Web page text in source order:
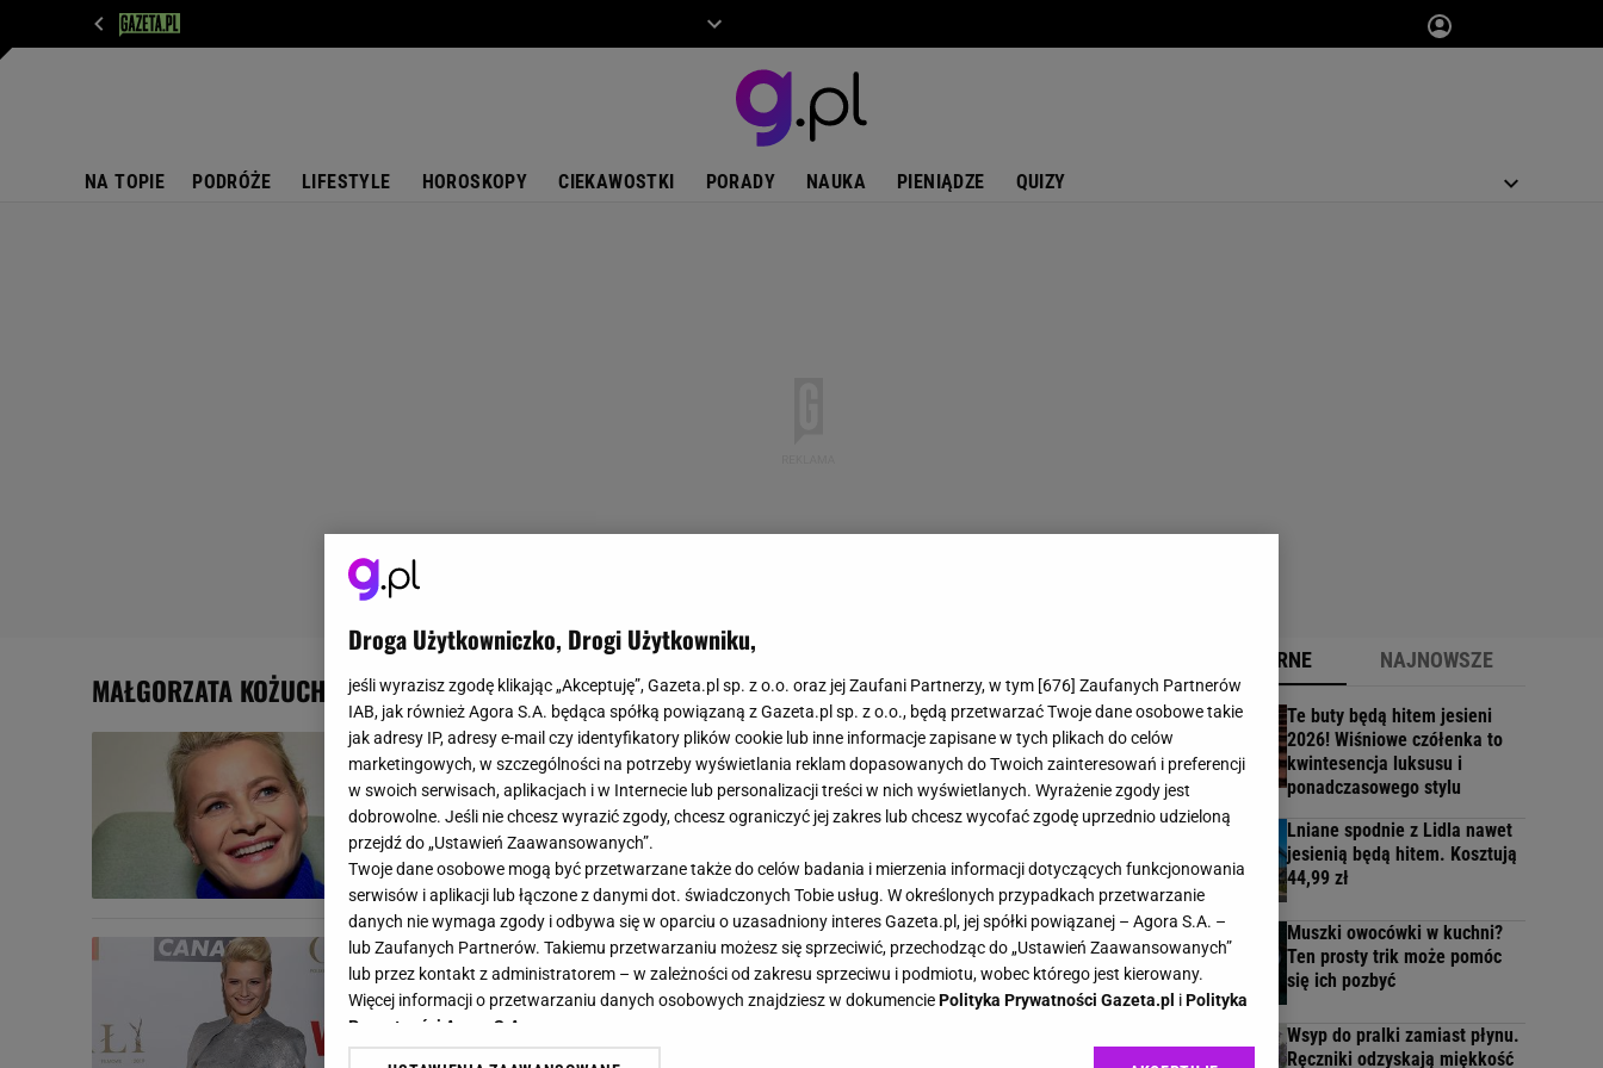
NA TOPIE PODRÓŻE LIFESTYLE HOROSKOPY CIEKAWOSTKI PORADY NAUKA PIENIĄDZE QUIZY
MAŁGORZATA KOŻUCHOWSKA
Polki pozbywają się legginsów na rzecz spodni w stylu
Małgorzaty Kożuchowskiej. Hit zimy 2024
Kreacje Małgorzaty Kożuchowskiej są zawsze idealnie dobrane i nierzadko
wzbudzają zachwyt internautów. Choć aktorka najczęściej stawia na eleganckie...
LIFESTYLE MAŁGORZATA KOŻUCHOWSKA MODA TRENDY
Wiemy, po kim Małgorzata Kożuchowska ma wyczucie stylu.
Sukienka jej mamy zachwyca internautki
Stylizacje Małgorzaty Kożuchowskiej są zawsze idealnie dobrane. Teraz już
wiadomo, po kim aktorka ma taki gust. Właśnie opublikowała na Instagramie
POPULARNE NAJNOWSZE
Te buty będą hitem jesieni
2026! Wiśniowe czółenka to
kwintesencja luksusu i
ponadczasowego stylu
Lniane spodnie z Lidla nawet
jesienią będą hitem. Kosztują
44,99 zł
Muszki owocówki w kuchni?
Ten prosty trik może pomóc
się ich pozbyć
Wsyp do pralki zamiast płynu.
Ręczniki odzyskają miękkość
Droga Użytkowniczko, Drogi Użytkowniku,
jeśli wyrazisz zgodę klikając „Akceptuję”, Gazeta.pl sp. z o.o. oraz jej Zaufani Partnerzy, w tym [676] Zaufanych Partnerów
IAB, jak również Agora S.A. będąca spółką powiązaną z Gazeta.pl sp. z o.o., będą przetwarzać Twoje dane osobowe takie
jak adresy IP, adresy e-mail czy identyfikatory plików cookie lub inne informacje zapisane w tych plikach do celów
marketingowych, w szczególności na potrzeby wyświetlania reklam dopasowanych do Twoich zainteresowań i preferencji
w swoich serwisach, aplikacjach i w Internecie lub personalizacji treści w nich wyświetlanych. Wyrażenie zgody jest
dobrowolne. Jeśli nie chcesz wyrazić zgody, chcesz ograniczyć jej zakres lub chcesz wycofać zgodę uprzednio udzieloną
przejdź do „Ustawień Zaawansowanych”.
Twoje dane osobowe mogą być przetwarzane także do celów badania i mierzenia informacji dotyczących funkcjonowania
serwisów i aplikacji lub łączone z danymi dot. świadczonych Tobie usług. W określonych przypadkach przetwarzanie
danych nie wymaga zgody i odbywa się w oparciu o uzasadniony interes Gazeta.pl, jej spółki powiązanej – Agora S.A. –
lub Zaufanych Partnerów. Takiemu przetwarzaniu możesz się sprzeciwić, przechodząc do „Ustawień Zaawansowanych”
lub przez kontakt z administratorem – w zależności od zakresu sprzeciwu i podmiotu, wobec którego jest kierowany.
Więcej informacji o przetwarzaniu danych osobowych znajdziesz w dokumenciePolityka Prywatności Gazeta.pl iPolityka
Prywatności Agora S.A.